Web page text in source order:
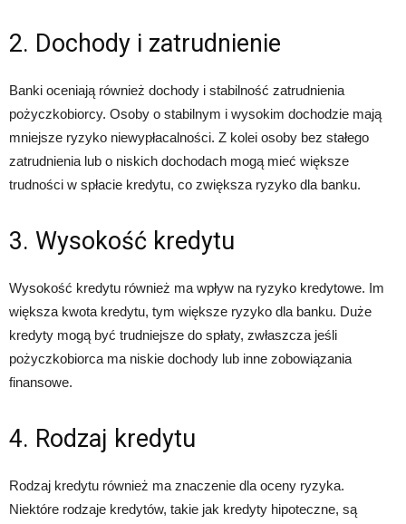
2. Dochody i zatrudnienie
Banki oceniają również dochody i stabilność zatrudnienia
pożyczkobiorcy. Osoby o stabilnym i wysokim dochodzie mają
mniejsze ryzyko niewypłacalności. Z kolei osoby bez stałego
zatrudnienia lub o niskich dochodach mogą mieć większe
trudności w spłacie kredytu, co zwiększa ryzyko dla banku.
3. Wysokość kredytu
Wysokość kredytu również ma wpływ na ryzyko kredytowe. Im
większa kwota kredytu, tym większe ryzyko dla banku. Duże
kredyty mogą być trudniejsze do spłaty, zwłaszcza jeśli
pożyczkobiorca ma niskie dochody lub inne zobowiązania
finansowe.
4. Rodzaj kredytu
Rodzaj kredytu również ma znaczenie dla oceny ryzyka.
Niektóre rodzaje kredytów, takie jak kredyty hipoteczne, są